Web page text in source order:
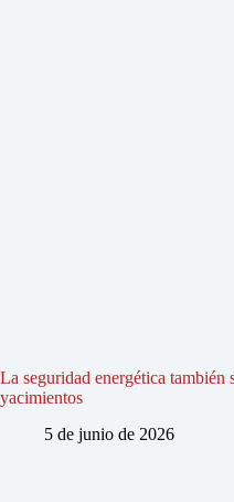
La seguridad energética también
yacimientos
5 de junio de 2026